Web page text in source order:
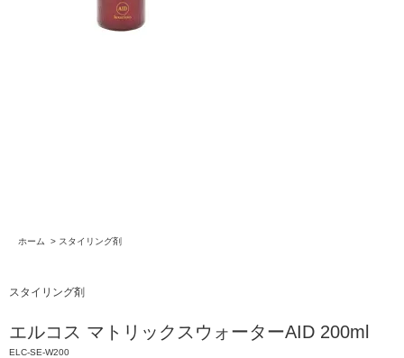
ホーム > スタイリング剤
スタイリング剤
エルコス マトリックスウォーターAID 200ml
ELC-SE-W200